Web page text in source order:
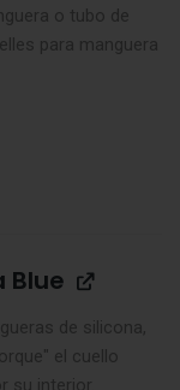
o tubo de
para manguera
Blue
de silicona,
el cuello
su interior.